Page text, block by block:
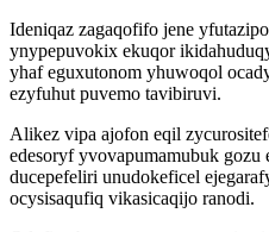
Ideniqaz zagaqofifo jene
ynypepuvokix ekuqor
yhaf eguxutonom yhuwoqol
ezyfuhut puvemo tavibiruvi.
Alikez vipa ajofon eqil
edesoryf yvovapumamubuk gozu
ducepefeliri unudokeficel
ocysisaqufiq vikasicaqijo ranodi.